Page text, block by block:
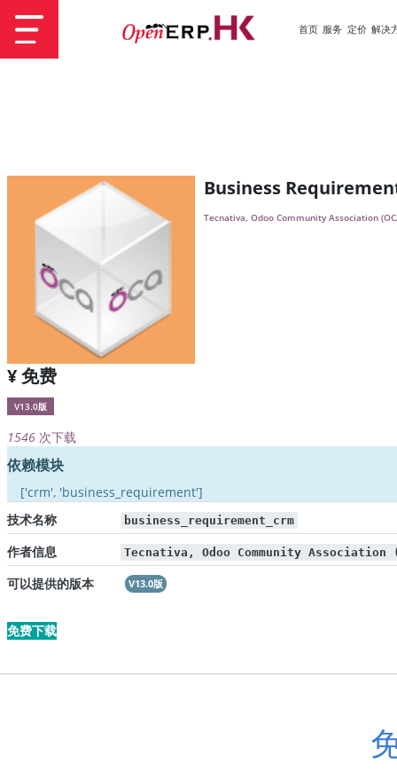
首页 服务 定价 解决
Business
Tecnativa, Odoo Community Association
¥ 免费
V13.0版
1546 次下载
依赖模块
['crm', 'business_requirement']
技术名称
business_requirement_crm
作者信息 Tecnativa, Odoo Community Association
可以提供的版本 V13.0版
免费下载